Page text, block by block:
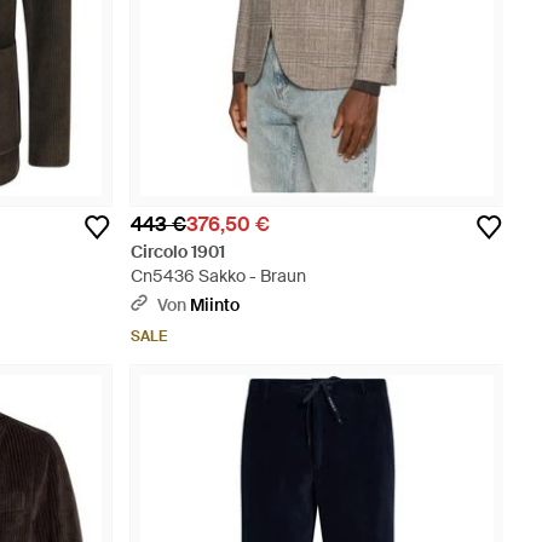
443 €376,50 €
Circolo 1901
Cn5436 Sakko - Braun
Von Miinto
SALE